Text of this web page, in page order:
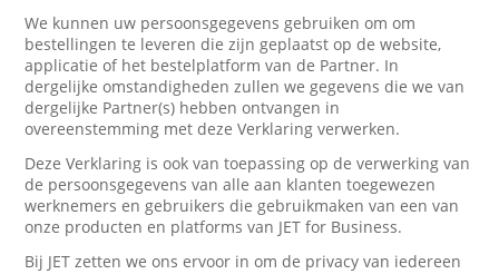
We kunnen uw persoonsgegevens gebruiken om om
bestellingen te leveren die zijn geplaatst op de website,
applicatie of het bestelplatform van de Partner. In
dergelijke omstandigheden zullen we gegevens die we van
dergelijke Partner(s) hebben ontvangen in
overeenstemming met deze Verklaring verwerken.
Deze Verklaring is ook van toepassing op de verwerking van
de persoonsgegevens van alle aan klanten toegewezen
werknemers en gebruikers die gebruikmaken van een van
onze producten en platforms van JET for Business.
Bij JET zetten we ons ervoor in om de privacy van iedereen